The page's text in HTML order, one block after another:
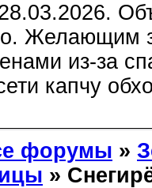
Желающим
из-за
капчу
форумы »
»